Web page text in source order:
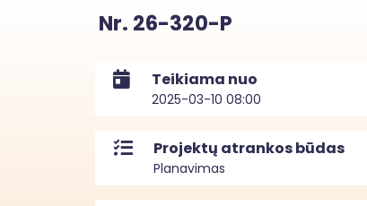
Nr. 26-320-P
Teikiama nuo
2025-03-10 08:00
Projektų atrankos būdas
Planavimas